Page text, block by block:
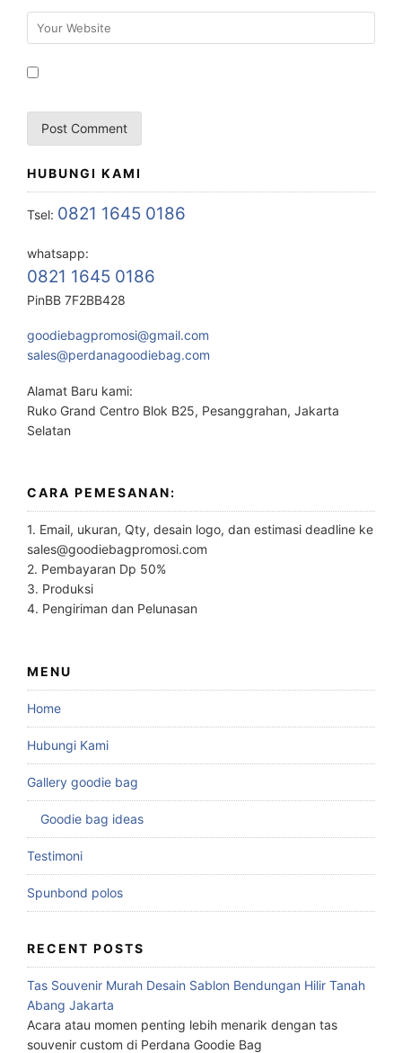
HUBUNGI KAMI
Tsel: 0821 1645 0186
whatsapp:
0821 1645 0186
PinBB 7F2BB428
goodiebagpromosi@gmail.com
sales@perdanagoodiebag.com
Alamat Baru kami:
Ruko Grand Centro Blok B25, Pesanggrahan, Jakarta
Selatan
CARA PEMESANAN:
1. Email, ukuran, Qty, desain logo, dan estimasi deadline ke
sales@goodiebagpromosi.com
2. Pembayaran Dp 50%
3. Produksi
4. Pengiriman dan Pelunasan
MENU
Home
Hubungi Kami
Gallery goodie bag
Goodie bag ideas
Testimoni
Spunbond polos
RECENT POSTS
Tas Souvenir Murah Desain Sablon Bendungan Hilir Tanah
Abang Jakarta
Acara atau momen penting lebih menarik dengan tas
souvenir custom di Perdana Goodie Bag